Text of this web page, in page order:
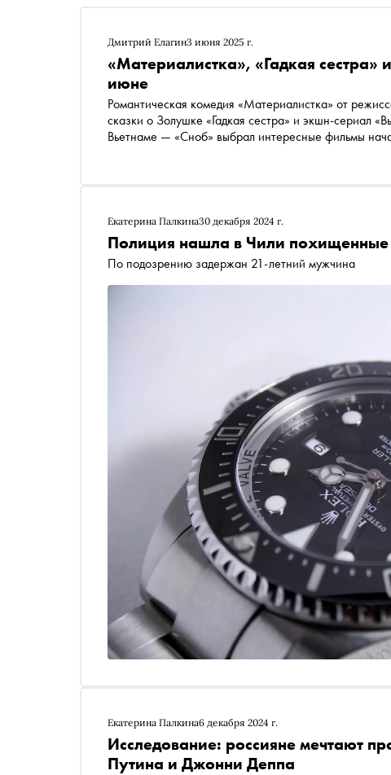
Дмитрий Елагин3 июня 2025 г.
«Материалистка», «Гадкая сестра»
июне
Романтическая комедия «Материалистка» от
сказки о Золушке «Гадкая сестра» и экшн-сериал
Вьетнаме — «Сноб» выбрал интересные фильмы
Екатерина Палкина30 декабря 2024 г.
Полиция нашла в Чили похищенные
По подозрению задержан 21-летний мужчина
Екатерина Палкина6 декабря 2024 г.
Исследование: россияне мечтают
Путина и Джонни Деппа